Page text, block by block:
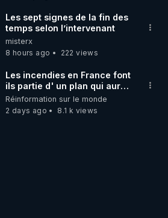
Les sept signes de la fin des
temps selon l’intervenant
misterx
8 hours ago
222 views
Les incendies en France font
ils partie d' un plan qui aurait
débuté le 11 septembre 2001
?
Réinformation sur le monde
2 days ago
8.1 k views